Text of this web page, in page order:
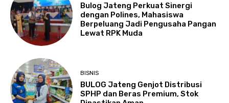
Bulog Jateng Perkuat Sinergi
dengan Polines, Mahasiswa
Berpeluang Jadi Pengusaha Pangan
Lewat RPK Muda
BISNIS
BULOG Jateng Genjot Distribusi
SPHP dan Beras Premium, Stok